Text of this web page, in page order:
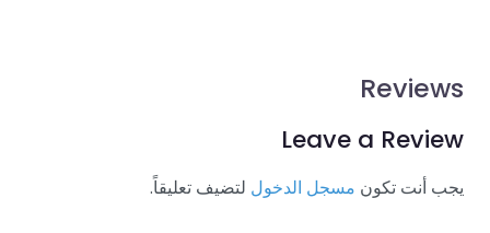
Reviews
Leave a Review
يجب أنت تكون مسجل الدخول لتضيف تعليقاً.